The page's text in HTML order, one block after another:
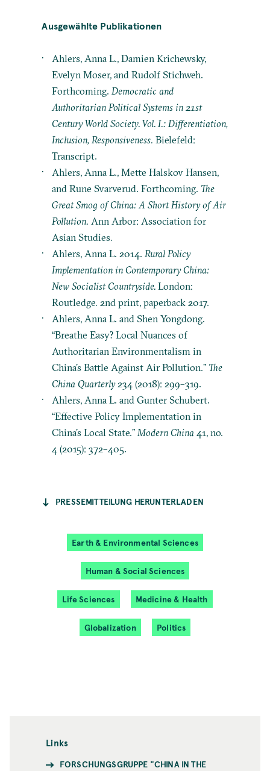
Ausgewählte Publikationen
Ahlers, Anna L., Damien Krichewsky,
Evelyn Moser, and Rudolf Stichweh.
Forthcoming. Democratic and
Authoritarian Political Systems in 21st
Century World Society. Vol. I.: Differentiation,
Inclusion, Responsiveness. Bielefeld:
Transcript.
Ahlers, Anna L., Mette Halskov Hansen,
and Rune Svarverud. Forthcoming. The
Great Smog of China: A Short History of Air
Pollution. Ann Arbor: Association for
Asian Studies.
Ahlers, Anna L. 2014. Rural Policy
Implementation in Contemporary China:
New Socialist Countryside. London:
Routledge. 2nd print, paperback 2017.
Ahlers, Anna L. and Shen Yongdong.
“Breathe Easy? Local Nuances of
Authoritarian Environmentalism in
China’s Battle Against Air Pollution.” The
China Quarterly234 (2018): 299–319.
Ahlers, Anna L. and Gunter Schubert.
“Effective Policy Implementation in
China’s Local State.” Modern China 41, no.
4 (2015): 372–405.
PRESSEMITTEILUNG HERUNTERLADEN
Earth & Environmental Sciences
Human & Social Sciences
Life Sciences Medicine & Health
Globalization Politics
Links
FORSCHUNGSGRUPPE "CHINA IN THE